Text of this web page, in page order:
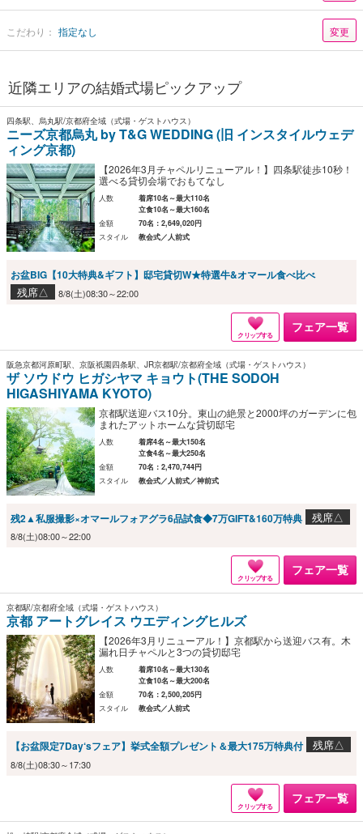
こだわり： 指定なし 変更
近隣エリアの結婚式場ピックアップ
四条駅、烏丸駅/京都府全域（式場・ゲストハウス）
ニーズ京都烏丸 by T&G WEDDING (旧 インスタイルウェデ
ィング京都)
【2026年3月チャペルリニューアル！】四条駅徒歩10秒！
選べる貸切会場でおもてなし
人数
着席10名～最大110名
立食10名～最大160名
金額
70名：2,649,020円
スタイル
教会式／人前式
お盆BIG【10大特典&ギフト】邸宅貸切W★特選牛&オマール食べ比べ
残席△ 8/8(土)08:30～22:00
クリップする
フェア一覧
阪急京都河原町駅、京阪祇園四条駅、JR京都駅/京都府全域（式場・ゲストハウス）
ザ ソウドウ ヒガシヤマ キョウト(THE SODOH
HIGASHIYAMA KYOTO)
京都駅送迎バス10分。東山の絶景と2000坪のガーデンに包
まれたアットホームな貸切邸宅
人数
着席4名～最大150名
立食4名～最大250名
金額
70名：2,470,744円
スタイル
教会式／人前式／神前式
残2▲私服撮影×オマールフォアグラ6品試食◆7万GIFT&160万特典 残席△
8/8(土)08:00～22:00
クリップする
フェア一覧
京都駅/京都府全域（式場・ゲストハウス）
京都 アートグレイス ウエディングヒルズ
【2026年3月リニューアル！】京都駅から送迎バス有。木
漏れ日チャペルと3つの貸切邸宅
人数
着席10名～最大130名
立食10名～最大200名
金額
70名：2,500,205円
スタイル
教会式／人前式
【お盆限定7Day‘sフェア】挙式全額プレゼント＆最大175万特典付 残席△
8/8(土)08:30～17:30
クリップする
フェア一覧